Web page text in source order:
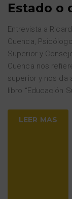
Estado o
Entrevista a
Cuenca,
Superior y
Cuenca nos
superior y nos da
libro “Educación
LEER MAS